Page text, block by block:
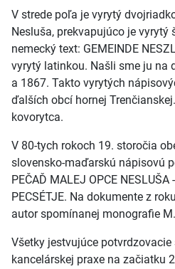
V strede poľa je vyrytý
Nesluša, prekvapujúco je
nemecký text: GEMEINDE
vyrytý latinkou. Našli sme ju na
a 1867. Takto vyrytých
ďalších obcí hornej
kovorytca.
V 80-tych rokoch 19. storočia
slovensko-maďarskú nápisovú
PEČAĎ MALEJ OPCE NESLUŠA
PECSÉTJE. Na dokumente z
autor spomínanej monografie
Všetky jestvujúce
kancelárskej praxe na začiatku